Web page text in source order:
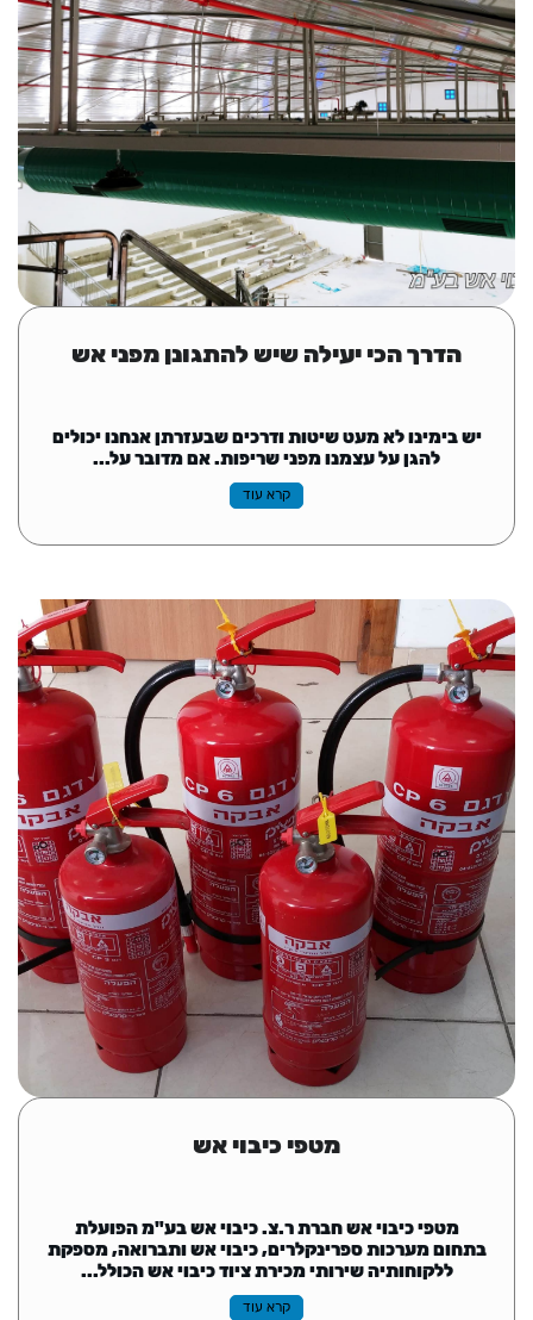
הדרך הכי יעילה שיש להתגונן מפני אש
יש בימינו לא מעט שיטות ודרכים שבעזרתן אנחנו יכולים
להגן על עצמנו מפני שריפות. אם מדובר על...
קרא עוד
מטפי כיבוי אש
מטפי כיבוי אש חברת ר.צ. כיבוי אש בע"מ הפועלת
בתחום מערכות ספרינקלרים, כיבוי אש ותברואה, מספקת
ללקוחותיה שירותי מכירת ציוד כיבוי אש הכולל...
קרא עוד